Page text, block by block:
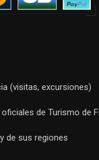
(visitas, excursiones)
de Turismo de
de sus regiones